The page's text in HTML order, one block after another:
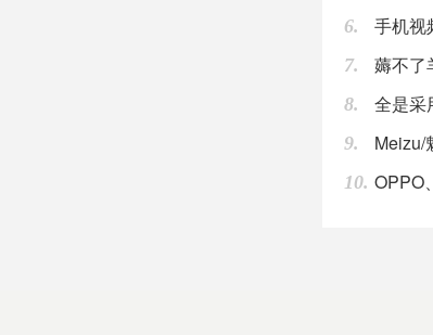
6.
7.
8.
9.
10.